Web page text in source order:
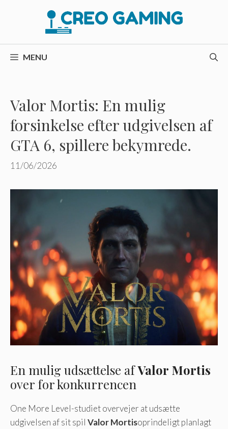
MENU
Valor Mortis: En mulig
forsinkelse efter udgivelsen af ​​
GTA 6, spillere bekymrede.
11/06/2026
En mulig udsættelse afValor Mortis
over for konkurrencen
One More Level-studiet overvejer at udsætte
udgivelsen af ​​sit spil Valor Mortisoprindeligt planlagt